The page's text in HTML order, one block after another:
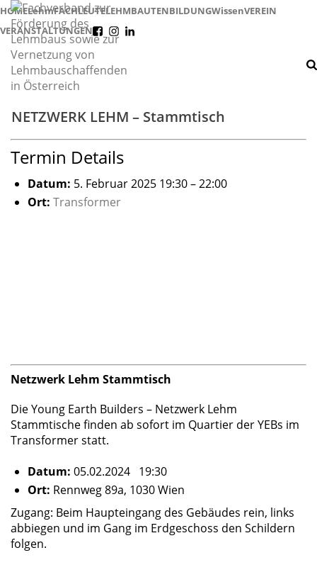
HOMELehmFACHLEUTELEHMBAUTENBILDUNGWissenVEREIN
VERANSTALTUNGEN
NETZWERK LEHM – Stammtisch
Termin Details
Datum: 5. Februar 2025 19:30–22:00
Ort: Transformer
Netzwerk Lehm Stammtisch
Die Young Earth Builders – Netzwerk Lehm
Stammtische finden ab sofort im Quartier der YEBs im
Transformer statt.
Datum: 05.02.2024 19:30
Ort: Rennweg 89a, 1030 Wien
Zugang: Beim Haupteingang des Gebäudes rein, links
abbiegen und im Gang im Erdgeschoss den Schildern
folgen.